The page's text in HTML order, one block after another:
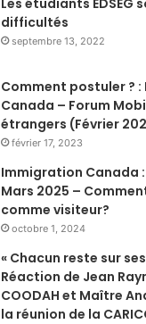
difficultés
septembre 13, 2022
Comment postuler ?
Canada – Forum
étrangers (Février
février 17, 2023
Immigration Canada
Mars 2025 –
comme visiteur?
octobre 1, 2024
« Chacun reste sur
Réaction de Jean
COODAH et Maître
la réunion de la